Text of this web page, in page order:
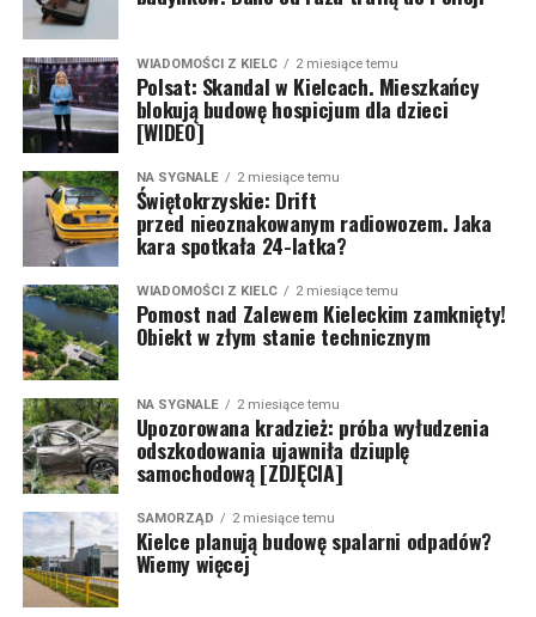
WIADOMOŚCI Z KIELC 2 miesiące temu
Polsat: Skandal w Kielcach. Mieszkańcy
blokują budowę hospicjum dla dzieci
[WIDEO]
NA SYGNALE 2 miesiące temu
Świętokrzyskie: Drift
przed nieoznakowanym radiowozem. Jaka
kara spotkała 24-latka?
WIADOMOŚCI Z KIELC 2 miesiące temu
Pomost nad Zalewem Kieleckim zamknięty!
Obiekt w złym stanie technicznym
NA SYGNALE 2 miesiące temu
Upozorowana kradzież: próba wyłudzenia
odszkodowania ujawniła dziuplę
samochodową [ZDJĘCIA]
SAMORZĄD 2 miesiące temu
Kielce planują budowę spalarni odpadów?
Wiemy więcej